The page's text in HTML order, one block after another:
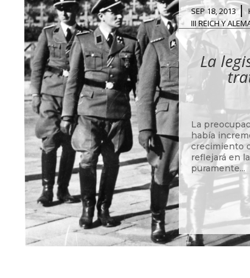
SEP 18, 2013|
III REICH Y
La
La
había
crecimiento
reflejará en
puramente...